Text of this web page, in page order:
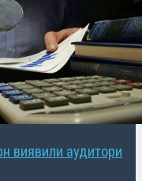
виявили аудитори